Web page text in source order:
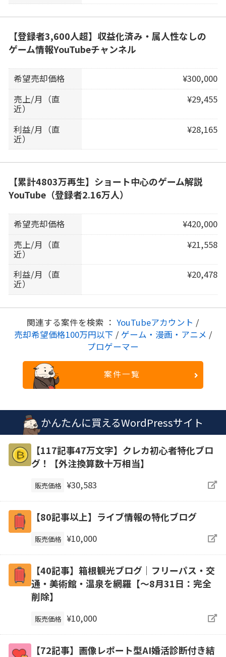
【登録者3,600人超】収益化済み・属人性なしの
ゲーム情報YouTubeチャンネル
希望売却価格
¥300,000
売上/月（直
近）
¥29,455
利益/月（直
近）
¥28,165
【累計4803万再生】ショート中心のゲーム解説
YouTube（登録者2.16万人）
希望売却価格
¥420,000
売上/月（直
近）
¥21,558
利益/月（直
近）
¥20,478
関連する案件を検索 ： YouTubeアカウント /
売却希望価格100万円以下 / ゲーム・漫画・アニメ /
プロゲーマー
案件一覧
かんたんに買えるWordPressサイト
【117記事47万文字】クレカ初心者特化ブロ
グ！【外注換算数十万相当】
販売価格 ¥30,583
【80記事以上】ライブ情報の特化ブログ
販売価格 ¥10,000
【40記事】箱根観光ブログ｜フリーパス・交
通・美術館・温泉を網羅【～8月31日：完全
削除】
販売価格 ¥10,000
【72記事】画像レポート型AI婚活診断付き結